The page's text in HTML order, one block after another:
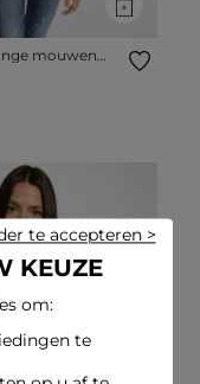
mouwen
KEUZE
om:
te
te accepteren >